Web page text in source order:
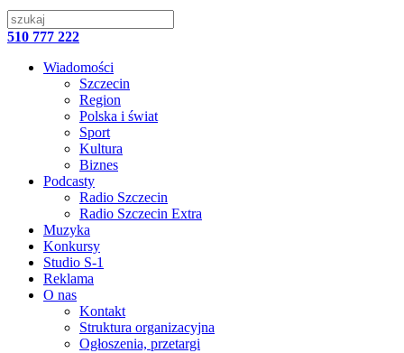
510 777 222
Wiadomości
Szczecin
Region
Polska i świat
Sport
Kultura
Biznes
Podcasty
Radio Szczecin
Radio Szczecin Extra
Muzyka
Konkursy
Studio S-1
Reklama
O nas
Kontakt
Struktura organizacyjna
Ogłoszenia, przetargi